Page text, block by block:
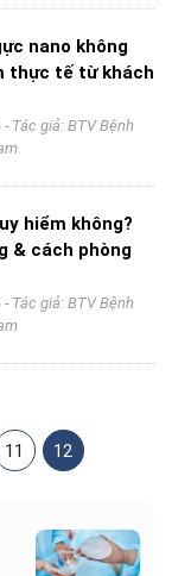
nano không
thực tế từ khách
Tác giả: BTV Bệnh
hiểm không?
& cách phòng
Tác giả: BTV Bệnh
11 12